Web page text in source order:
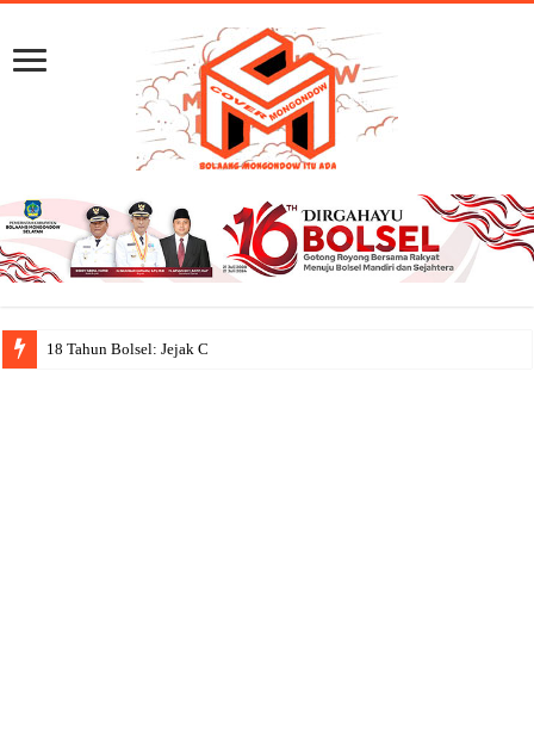
18 Tahun Bolsel: Jejak Capaian, Semanga